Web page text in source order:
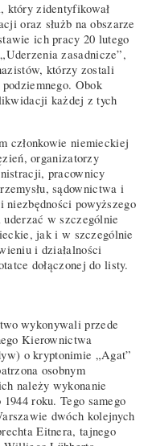
który zidentyfikował
oraz służb na obszarze
ich pracy 20 lutego
zasadnicze”,
którzy zostali
Obok
każdej z tych
członkowie niemieckiej
organizatorzy
pracownicy
sądownictwa i
niezbędności powyższego
w szczególnie
jak i w szczególnie
i działalności
dołączonej do listy.
wykonywali przede
Kierownictwa
o kryptonimie „Agat”
osobnym
należy wykonanie
1944 roku. Tego samego
dwóch kolejnych
Eitnera, tajnego